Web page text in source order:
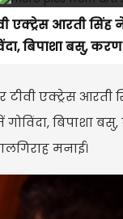
आरती सिंह
बिपाशा बसु,
एक्ट्रेस आरती
बिपाशा
मनाई।